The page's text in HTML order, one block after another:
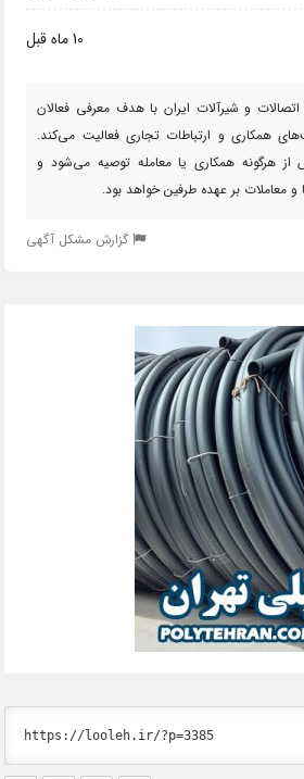
10 ماه قبل
و شیرآلات ایران با هدف معرفی فعالان
همکاری و ارتباطات تجاری فعالیت می‌کند.
از هرگونه همکاری یا معامله توصیه می‌شود و
و معاملات بر عهده طرفین خواهد بود.
گزارش مشکل آگهی